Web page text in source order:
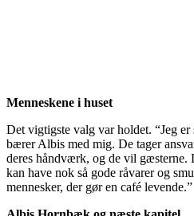
Menneskene i huset
Det vigtigste valg var holdet. “Jeg er
bærer Albis med mig. De tager
deres håndværk, og de vil gæsterne.
kan have nok så gode råvarer og
mennesker, der gør en café levende.”